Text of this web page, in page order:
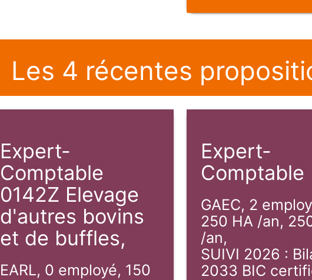
Les 4 récentes
Expert-
Comptable
0142Z Elevage
d'autres bovins
et de buffles,
EARL, 0 employé, 150
Expert-
Comptable
GAEC, 2
250 HA /an,
/an,
SUIVI 2026 :
2033 BIC